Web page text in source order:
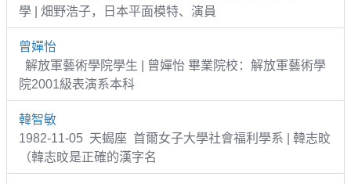
學 | 畑野浩子，日本平面模特、演員
曾嬋怡
解放軍藝術學院學生 | 曾嬋怡 畢業院校：解放軍藝術學
院2001級表演系本科
韓智敏
1982-11-05 天蝎座 首爾女子大學社會福利學系 | 韓志旼
（韓志旼是正確的漢字名